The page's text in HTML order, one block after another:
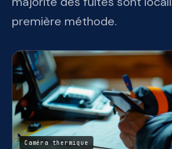
première méthode.
Caméra thermique